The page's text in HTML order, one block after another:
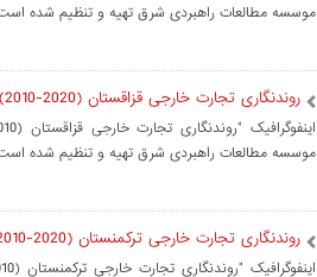
موسسه مطالعات راهبردی شرق تهیه و تنظیم شده
روندنگاری تجارت خارجی قزاقستان (2020-2010)
موسسه مطالعات راهبردی شرق تهیه و تنظیم شده
روندنگاری تجارت خارجی ترکمنستان (2020-2010)